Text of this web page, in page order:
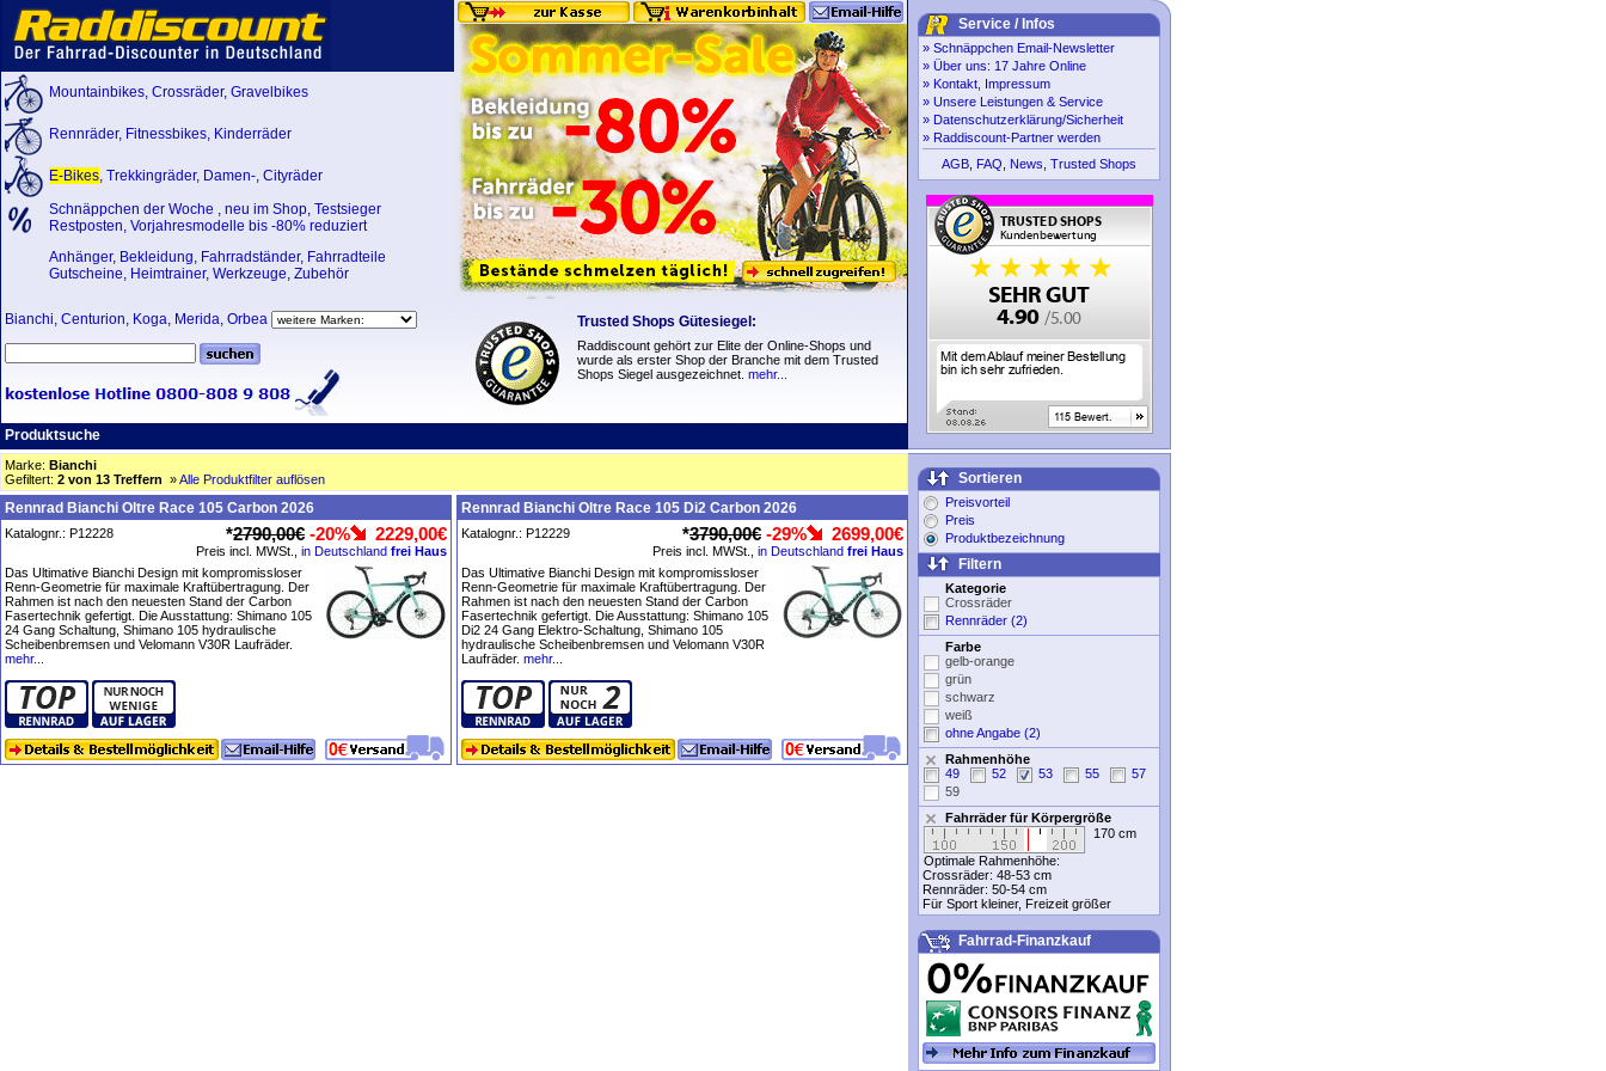
Mountainbikes, Crossräder, Gravelbikes
Rennräder, Fitnessbikes, Kinderräder
E-Bikes, Trekkingräder, Damen-, Cityräder
Schnäppchen der Woche , neu im Shop, Testsieger
Restposten, Vorjahresmodelle bis -80% reduziert
Anhänger, Bekleidung, Fahrradständer, Fahrradteile
Gutscheine, Heimtrainer, Werkzeuge, Zubehör
Service / Infos
» Schnäppchen Email-Newsletter
» Über uns: 17 Jahre Online
» Kontakt, Impressum
» Unsere Leistungen & Service
» Datenschutzerklärung/Sicherheit
» Raddiscount-Partner werden
AGB FAQ News Trusted Shops
Bianchi, Centurion, Koga, Merida, Orbea Trusted Shops Gütesiegel:
Raddiscount gehört zur Elite der Online-Shops und
wurde als erster Shop der Branche mit dem Trusted
Shops Siegel ausgezeichnet. mehr...
Produktsuche
Marke: Bianchi
Gefiltert: 2 von 13 Treffern »Alle Produktfilter auflösen
Rennrad Bianchi Oltre Race 105 Carbon 2026
Katalognr.: P12228 *2790,00€ -20% 2229,00€
Preis incl. MWSt., in Deutschland frei Haus
Das Ultimative Bianchi Design mit kompromissloser
Renn-Geometrie für maximale Kraftübertragung. Der
Rahmen ist nach den neuesten Stand der Carbon
Fasertechnik gefertigt. Die Ausstattung: Shimano 105
24 Gang Schaltung, Shimano 105 hydraulische
Scheibenbremsen und Velomann V30R Laufräder.
mehr...
Rennrad Bianchi Oltre Race 105 Di2 Carbon 2026
Katalognr.: P12229 *3790,00€ -29% 2699,00€
Preis incl. MWSt., in Deutschland frei Haus
Das Ultimative Bianchi Design mit kompromissloser
Renn-Geometrie für maximale Kraftübertragung. Der
Rahmen ist nach den neuesten Stand der Carbon
Fasertechnik gefertigt. Die Ausstattung: Shimano 105
Di2 24 Gang Elektro-Schaltung, Shimano 105
hydraulische Scheibenbremsen und Velomann V30R
Laufräder. mehr...
Sortieren
Preisvorteil
Preis
Produktbezeichnung
Filtern
Kategorie
Crossräder
Rennräder (2)
Farbe
gelb-orange
grün
schwarz
weiß
ohne Angabe (2)
Rahmenhöhe
49
52 53 55
57
59
Fahrräder für Körpergröße
170 cm
Optimale Rahmenhöhe:
Crossräder: 48-53 cm
Rennräder: 50-54 cm
Für Sport kleiner, Freizeit größer
Fahrrad-Finanzkauf